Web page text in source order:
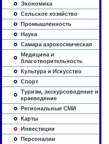
Экономика
Сельское хозяйство
Промышленность
Наука
Самара аэрокосмическая
Медицина и
благотворительность
Культура и Искусство
Спорт
Туризм, экскурсоводение и
краеведение
Региональные СМИ
Карты
Инвестиции
Персоналии